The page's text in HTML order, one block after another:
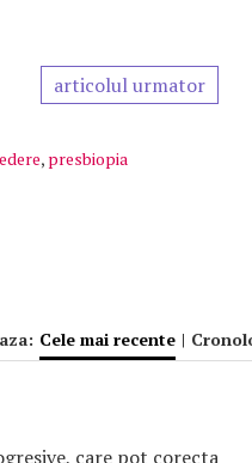
articolul urmator
, presbiopia
Cele mai recente |
care pot corecta